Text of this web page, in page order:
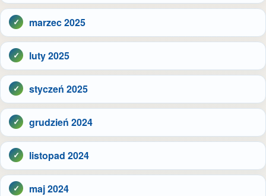
marzec 2025
luty 2025
styczeń 2025
grudzień 2024
listopad 2024
maj 2024